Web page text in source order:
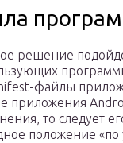
решение
файлы
приложения
то следует
положение